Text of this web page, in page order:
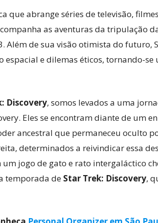
que abrange séries de televisão,
as aventuras da tripulação
Além de sua visão otimista do futuro,
espacial e dilemas éticos, tornando-
Discovery, somos levados a uma
Eles se encontram diante de um
ancestral que permaneceu oculto
determinados a reivindicar essa
jogo de gato e rato intergaláctico
temporada de Star Trek: Discovery,